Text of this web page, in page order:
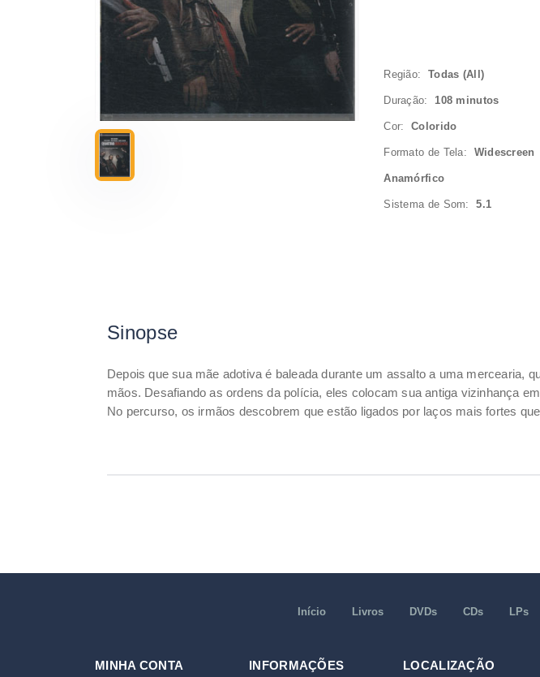
Região: Todas (All)
Duração:108 minutos
Cor:Colorido
Formato de Tela: Widescreen
Anamórfico
Sistema de Som:5.1
Sinopse
Depois que sua mãe adotiva é baleada durante um assalto a uma mercearia,
mãos. Desafiando as ordens da polícia, eles colocam sua antiga vizinhança
No percurso, os irmãos descobrem que estão ligados por laços mais fortes
Início Livros DVDs CDs LPs
MINHA CONTA INFORMAÇÕES LOCALIZAÇÃO